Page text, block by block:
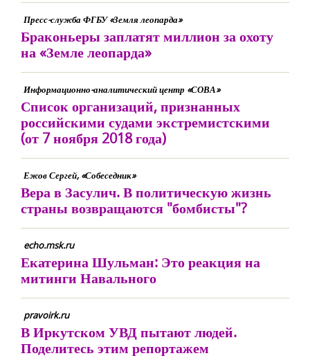
Пресс-служба ФГБУ «Земля леопарда»
Браконьеры заплатят миллион за охоту
на «Земле леопарда»
Информационно-аналитический центр «СОВА»
Список организаций, признанных
российскими судами экстремистскими
(от 7 ноября 2018 года)
Ежов Сергей, «Собеседник»
Вера в Засулич. В политическую жизнь
страны возвращаются "бомбисты"?
echo.msk.ru
Екатерина Шульман: Это реакция на
митинги Навального
pravoirk.ru
В Иркутском УВД пытают людей.
Поделитесь этим репортажем